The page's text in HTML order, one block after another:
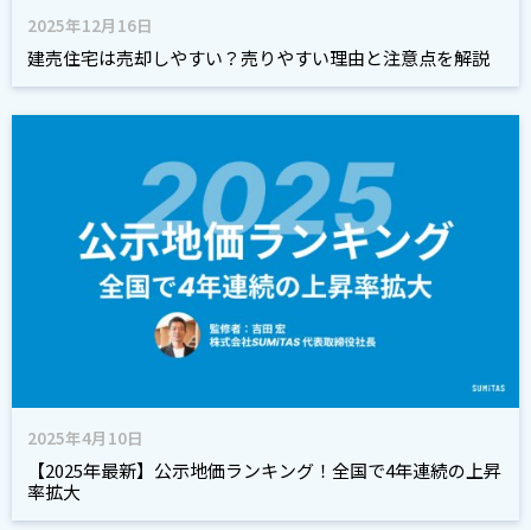
2025年12月16日
建売住宅は売却しやすい？売りやすい理由と注意点を解説
2025年4月10日
【2025年最新】公示地価ランキング！全国で4年連続の上昇
率拡大